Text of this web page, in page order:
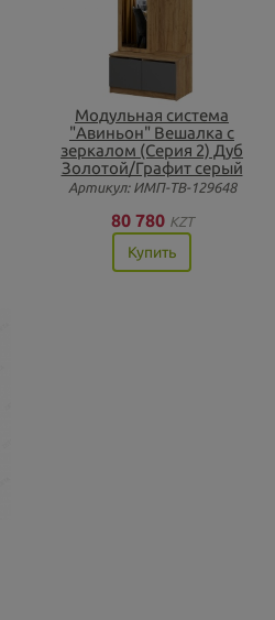
Модульная система
"Авиньон" Вешалка с
зеркалом (Серия 2) Дуб
Золотой/Графит серый
Артикул: ИМП-ТВ-129648
80 780 KZT
Купить